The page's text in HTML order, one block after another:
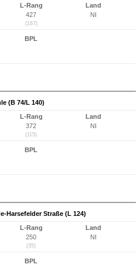
L-Rang
427
(167)
Land
NI
BPL
(B 74/L 140)
L-Rang
372
(115)
Land
NI
BPL
Harsefelder Straße (L 124)
L-Rang
250
(35)
Land
NI
BPL